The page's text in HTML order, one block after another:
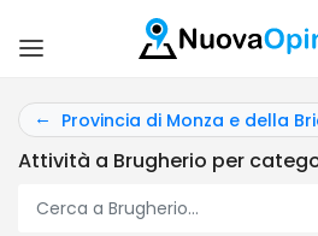
Provincia di Monza e della
Attività a Brugherio per